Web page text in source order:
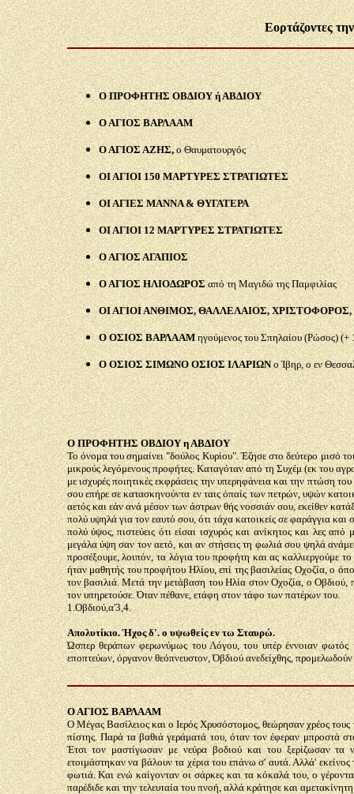
Εορτάζοντες
Ο ΠΡΟΦΗΤΗΣ ΟΒΔΙΟΥ ή ΑΒΔΙΟΥ
Ο ΑΓΙΟΣ ΒΑΡΛΑΑΜ
Ο ΑΓΙΟΣ ΑΖΗΣ,ο Θαυματουργός
ΟΙ ΑΓΙΟΙ 150 ΜΑΡΤΥΡΕΣ ΣΤΡΑΤΙΩΤΕΣ
ΟΙ ΑΓΙΕΣ ΜΑΝΝΑ & ΘΥΓΑΤΕΡΑ
ΟΙ ΑΓΙΟΙ 12 ΜΑΡΤΥΡΕΣ ΣΤΡΑΤΙΩΤΕΣ
Ο ΑΓΙΟΣ ΑΓΑΠΙΟΣ
Ο ΑΓΙΟΣ ΗΛΙΟΔΩΡΟΣαπό τη Μαγιδώ της Παμφιλίας
ΟΙ ΑΓΙΟΙ ΑΝΘΙΜΟΣ, ΘΑΛΛΕΛΑΙΟΣ,
Ο ΟΣΙΟΣ ΒΑΡΛΑΑΜ ηγούμενος του Σπηλαίου (Ρώσος) (+
Ο ΟΣΙΟΣ ΣΙΜΩΝΟ ΟΣΙΟΣ ΙΛΑΡΙΩΝο Ίβηρ, ο εν
Ο ΠΡΟΦΗΤΗΣ ΟΒΔΙΟΥ η ΑΒΔΙΟΥ
Το όνομα του σημαίνει "δούλος Κυρίου". Έζησε στο δεύτερο μισό
μικρούς λεγόμενους προφήτες. Καταγόταν από τη Συχέμ (εκ του
με ισχυρές ποιητικές εκφράσεις την υπερηφάνεια και την πτώση
σου επήρε σε κατασκηνούντα εν ταις όπαίς των πετρών, υψών
αετός και εάν ανά μέσον των άστρων θής νοσσιάν σου, εκείθεν
πολύ υψηλά για τον εαυτό σου, ότι τάχα κατοικείς σε φαράγγια και
πολύ ύψος, πιστεύεις ότι είσαι ισχυρός και ανίκητος και λες
μεγάλα ύψη σαν τον αετό, και αν στήσεις τη φωλιά σου ψηλά
προσέξουμε, λοιπόν, τα λόγια του προφήτη και ας καλλιεργούμε
ήταν μαθητής του προφήτου Ηλίου, επί της βασιλείας Οχοζία, ο
τον βασιλιά. Μετά την μετάβαση του Ηλία στον Οχοζία, ο
τον υπηρετούσε. Όταν πέθανε, ετάφη στον τάφο των πατέρων του.
1.Οβδιού,α'3,4.
Απολυτίκιο. Ήχος δ'. ο υψωθείς εν τω Σταυρώ.
Ώσπερ θεράπων φερωνύμως του Λόγου, του υπέρ έννοιαν
εποπτεύων, όργανον θεόπνευστον, Όβδιού ανεδείχθης,
Ο ΑΓΙΟΣ ΒΑΡΛΑΑΜ
Ο Μέγας Βασίλειος και ο Ιερός Χρυσόστομος, θεώρησαν χρέος
πίστης. Παρά τα βαθιά γεράματά του, όταν τον έφεραν μπροστά
Έτσι τον μαστίγωσαν με νεύρα βοδιού και του ξερίζωσαν
ετοιμάστηκαν να βάλουν τα χέρια του επάνω σ' αυτά. Αλλά'
φωτιά. Και ενώ καίγονταν οι σάρκες και τα κόκαλά του, ο
παρέδιδε και την τελευταία του πνοή, αλλά κράτησε και